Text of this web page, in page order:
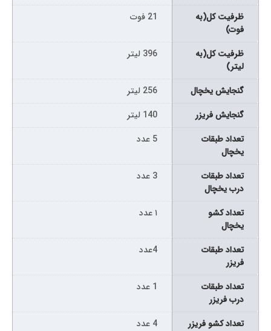
ظرفیت کل(به
فوت)
21 فوت
ظرفیت کل(به
لیتر)
396 لیتر
گنجایش یخچال
256 لیتر
گنجایش فریزر
140 لیتر
تعداد طبقات
یخچال
5 عدد
تعداد طبقات
درب یخچال
3 عدد
تعداد کشو
یخچال
۱ عدد
تعداد طبقات
فریزر
4عدد
تعداد طبقات
درب فریزر
1 عدد
تعداد کشو فریزر
4 عدد